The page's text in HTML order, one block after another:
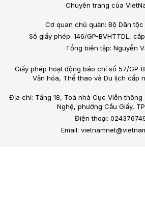
Chuyên trang của
Cơ quan chủ quản: Bộ Dân
Số giấy phép: 146/GP-BVHTTDL,
Tổng biên tập: Nguyễn
Giấy phép hoạt động báo chí số 57/GP-
Văn hóa, Thể thao và Du lịch cấp
Địa chỉ: Tầng 18, Toà nhà Cục Viễn thông
Nghệ, phường Cầu Giấy,
Điện thoại:
Email: